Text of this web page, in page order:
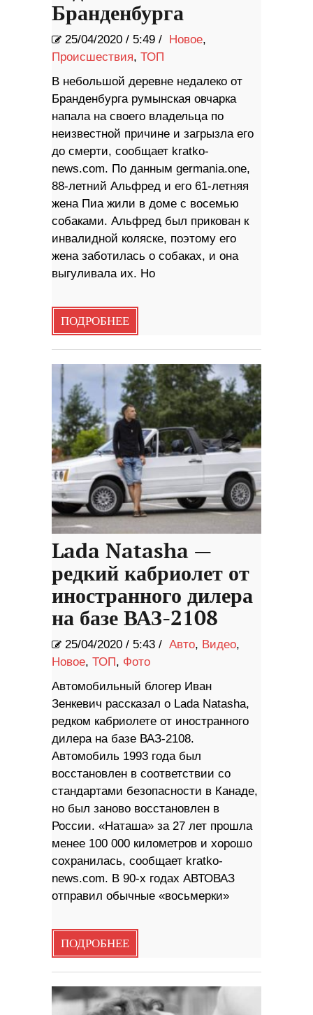
Бранденбурга
25/04/2020 / 5:49 / Новое,
Происшествия, ТОП
В небольшой деревне недалеко от
Бранденбурга румынская овчарка
напала на своего владельца по
неизвестной причине и загрызла его
до смерти, сообщает kratko-
news.com. По данным germania.one,
88-летний Альфред и его 61-летняя
жена Пиа жили в доме с восемью
собаками. Альфред был прикован к
инвалидной коляске, поэтому его
жена заботилась о собаках, и она
выгуливала их. Но
ПОДРОБНЕЕ
Lada Natasha —
редкий кабриолет от
иностранного дилера
на базе ВАЗ-2108
25/04/2020 / 5:43 / Авто, Видео,
Новое, ТОП, Фото
Автомобильный блогер Иван
Зенкевич рассказал о Lada Natasha,
редком кабриолете от иностранного
дилера на базе ВАЗ-2108.
Автомобиль 1993 года был
восстановлен в соответствии со
стандартами безопасности в Канаде,
но был заново восстановлен в
России. «Наташа» за 27 лет прошла
менее 100 000 километров и хорошо
сохранилась, сообщает kratko-
news.com. В 90-х годах АВТОВАЗ
отправил обычные «восьмерки»
ПОДРОБНЕЕ